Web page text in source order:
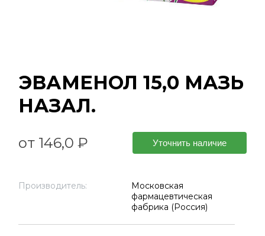
ЭВАМЕНОЛ 15,0 МАЗЬ
НАЗАЛ.
от 146,0 ₽ Уточнить наличие
Производитель:
Московская
фармацевтическая
фабрика (Россия)